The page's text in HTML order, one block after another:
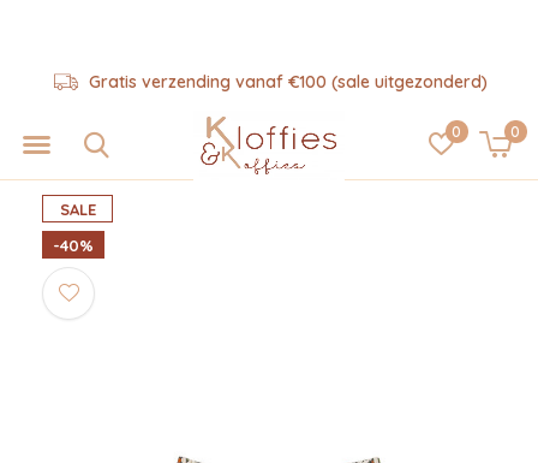
0 0
Gratis verzending vanaf €100 (sale uitgezonderd)
SALE
-40%